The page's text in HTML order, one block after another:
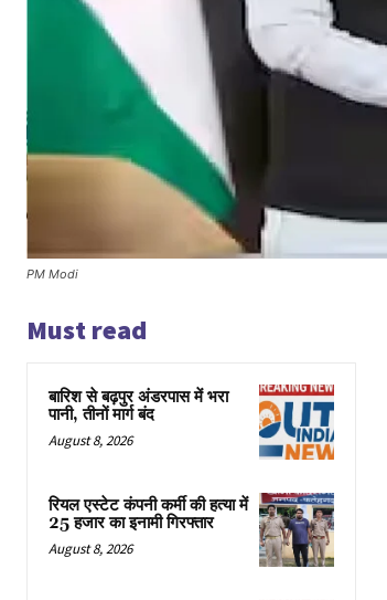
PM Modi
Must read
बारिश से बढ़पुर अंडरपास में भरा
पानी, तीनों मार्ग बंद
August 8, 2026
रियल एस्टेट कंपनी कर्मी की हत्या में
25 हजार का इनामी गिरफ्तार
August 8, 2026